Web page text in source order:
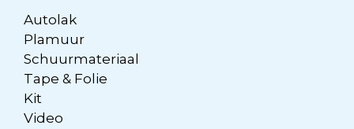
Autolak
Plamuur
Schuurmateriaal
Tape & Folie
Kit
Video